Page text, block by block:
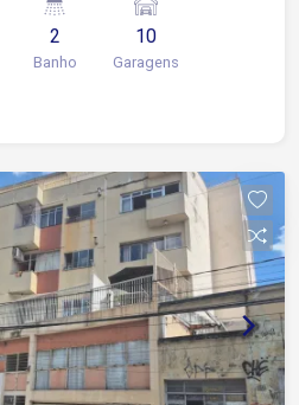
externo 2 depósitos
10 carros !
2
Banho
10
Garagens